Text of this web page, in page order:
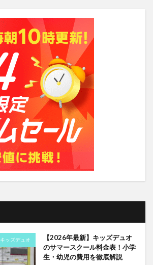
キッズデュオ
【2026年最新】キッズデュオ
のサマースクール料金表！小学
生・幼児の費用を徹底解説